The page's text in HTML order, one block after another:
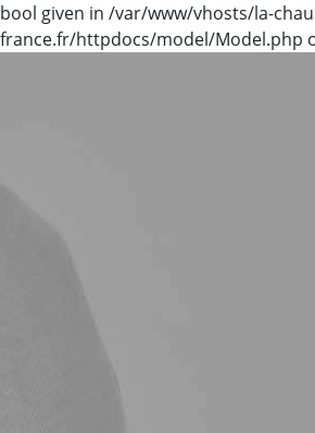
bool given in /var/www/vhosts/la-
france.fr/httpdocs/model/Model.php